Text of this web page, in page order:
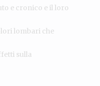
e cronico e il loro
lombari che
sulla